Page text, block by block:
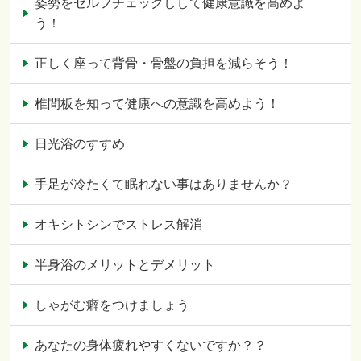
姿勢をセルフチェックしして健康意識を高めよ
う！
正しく座って背骨・骨盤の負担を減らそう！
椎間板を知って健康への意識を高めよう！
日光浴のすすめ
手足が冷たくて眠れない事はありませんか？
オキシトシンでストレス解消
半身浴のメリットとデメリット
しゃがむ癖をつけましょう
あなたの身体疲れやすくないですか？？